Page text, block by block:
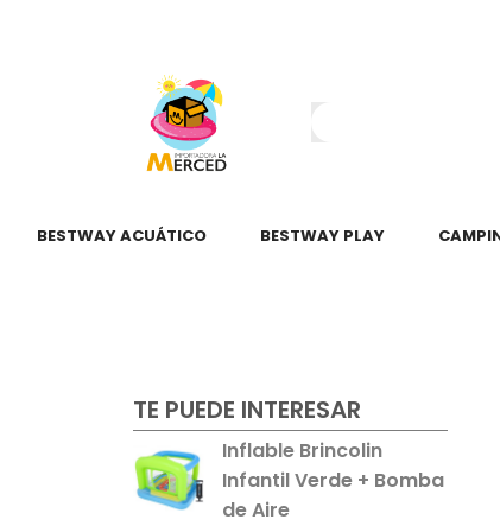
BESTWAY ACUÁTICO BESTWAY PLAY
TE PUEDE INTERESAR
Inflable Brincolin
Infantil Verde + Bomba
de Aire